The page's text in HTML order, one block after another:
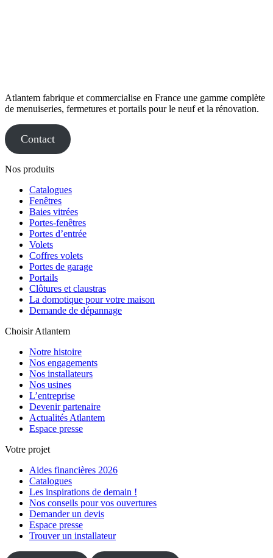
Atlantem fabrique et commercialise en France une gamme complète
de menuiseries, fermetures et portails pour le neuf et la rénovation.
Contact
Nos produits
Catalogues
Fenêtres
Baies vitrées
Portes-fenêtres
Portes d’entrée
Volets
Coffres volets
Portes de garage
Portails
Clôtures et claustras
La domotique pour votre maison
Demande de dépannage
Choisir Atlantem
Notre histoire
Nos engagements
Nos installateurs
Nos usines
L’entreprise
Devenir partenaire
Actualités Atlantem
Espace presse
Votre projet
Aides financières 2026
Catalogues
Les inspirations de demain !
Nos conseils pour vos ouvertures
Demander un devis
Espace presse
Trouver un installateur